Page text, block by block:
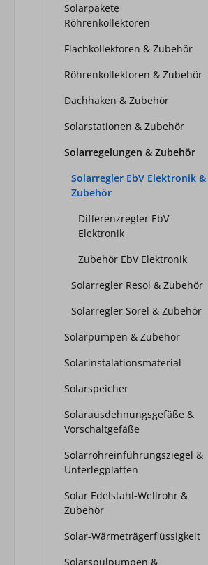
Solarpakete
Röhrenkollektoren
Flachkollektoren & Zubehör
Röhrenkollektoren & Zubehör
Dachhaken & Zubehör
Solarstationen & Zubehör
Solarregelungen & Zubehör
Solarregler EbV Elektronik &
Zubehör
Differenzregler EbV
Elektronik
Zubehör EbV Elektronik
Solarregler Resol & Zubehör
Solarregler Sorel & Zubehör
Solarpumpen & Zubehör
Solarinstalationsmaterial
Solarspeicher
Solarausdehnungsgefäße &
Vorschaltgefäße
Solarrohreinführungsziegel &
Unterlegplatten
Solar Edelstahl-Wellrohr &
Zubehör
Solar-Wärmeträgerflüssigkeit
Solarspülpumpen &